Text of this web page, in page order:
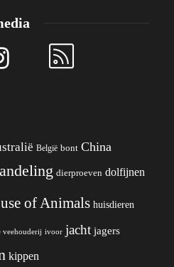
België bont China
dierproeven dolfijnen
of Animals huisdieren
veehouderij ivoor jacht jagers
kippen